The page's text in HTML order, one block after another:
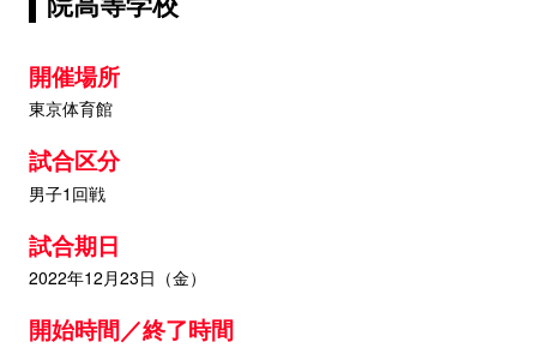
開催場所
東京体育館
試合区分
男子1回戦
試合期日
2022年12月23日（金）
開始時間／終了時間